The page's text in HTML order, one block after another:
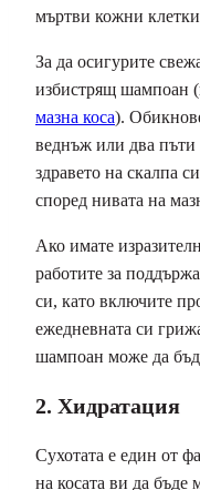
мъртви кожни
За да осигурите
избистрящ шампоан
мазна коса).
веднъж или два пъти
здравето на скалпа
според нивата на
Ако имате
работите за
си, като включите
ежедневната си
шампоан може да
2. Хидратация
Сухотата е един от
на косата ви да бъде